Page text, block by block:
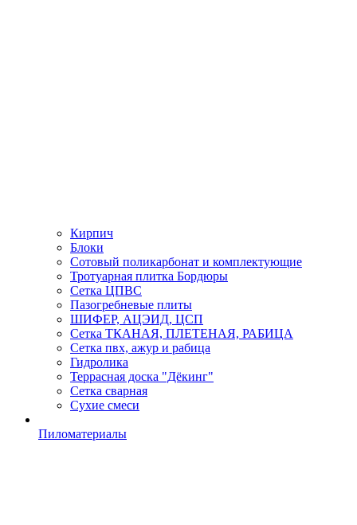
Кирпич
Блоки
Сотовый поликарбонат и комплектующие
Тротуарная плитка Бордюры
Сетка ЦПВС
Пазогребневые плиты
ШИФЕР, АЦЭИД, ЦСП
Сетка ТКАНАЯ, ПЛЕТЕНАЯ, РАБИЦА
Сетка пвх, ажур и рабица
Гидролика
Террасная доска "Дёкинг"
Сетка сварная
Сухие смеси
Пиломатериалы